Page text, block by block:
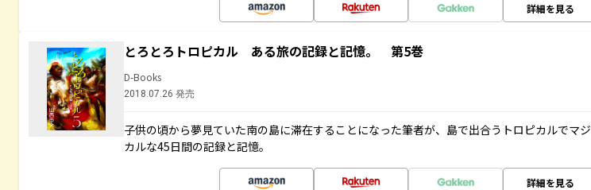
詳細を見る
とろとろトロピカル ある旅の記録と記憶。 第5巻
D-Books
2018.07.26 発売
子供の頃から夢見ていた南の島に滞在することになった筆者が、島で出合うトロピカルでマジ
カルな45日間の記録と記憶。
詳細を見る